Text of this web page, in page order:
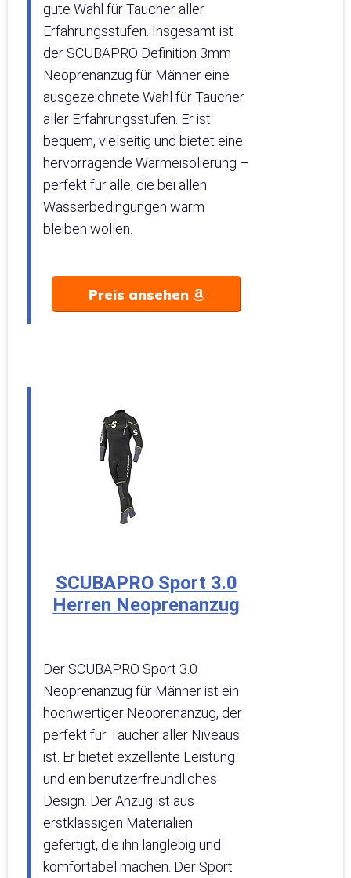
gute Wahl für Taucher aller
Erfahrungsstufen. Insgesamt ist
der SCUBAPRO Definition 3mm
Neoprenanzug für Männer eine
ausgezeichnete Wahl für Taucher
aller Erfahrungsstufen. Er ist
bequem, vielseitig und bietet eine
hervorragende Wärmeisolierung –
perfekt für alle, die bei allen
Wasserbedingungen warm
bleiben wollen.
Preis ansehen
SCUBAPRO Sport 3.0
Herren Neoprenanzug
Der SCUBAPRO Sport 3.0
Neoprenanzug für Männer ist ein
hochwertiger Neoprenanzug, der
perfekt für Taucher aller Niveaus
ist. Er bietet exzellente Leistung
und ein benutzerfreundliches
Design. Der Anzug ist aus
erstklassigen Materialien
gefertigt, die ihn langlebig und
komfortabel machen. Der Sport